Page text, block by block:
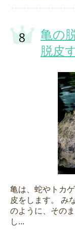
亀の
脱皮
亀は、蛇やトカ
皮をします。 み
のように、その
し...